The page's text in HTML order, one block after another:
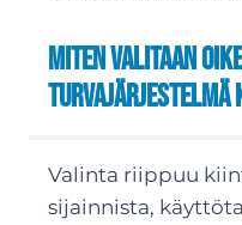
Miten valitaan
turvajärjestelmä
Valinta riippuu
sijainnista,